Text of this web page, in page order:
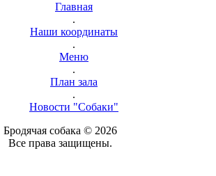
Главная
.
Наши координаты
.
Меню
.
План зала
.
Новости "Собаки"
Бродячая собака © 2026
Все права защищены.